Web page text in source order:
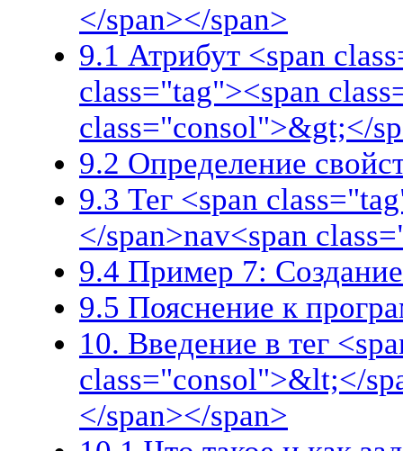
</span></span>
9.1 Атрибут <span
class="tag"><span
class="consol">&gt;</
9.2 Определение
9.3 Тег <span
</span>nav<span
9.4 Пример 7:
9.5 Пояснение к
10. Введение в тег
class="consol">&lt;</
</span></span>